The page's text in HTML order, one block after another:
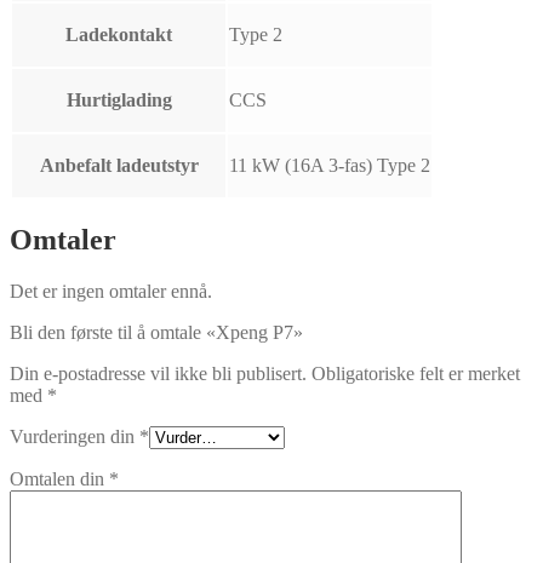
Ladekontakt Type 2
Hurtiglading CCS
Anbefalt ladeutstyr 11 kW (16A 3-fas) Type 2
Omtaler
Det er ingen omtaler ennå.
Bli den første til å omtale «Xpeng P7»
Din e-postadresse vil ikke bli publisert. Obligatoriske felt er merket
med *
Vurderingen din *
Omtalen din *